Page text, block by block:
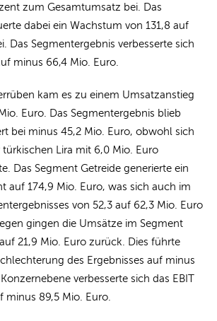
zum Gesamtumsatz bei. Das
dabei ein Wachstum von 131,8 auf
Das Segmentergebnis verbesserte sich
minus 66,4 Mio. Euro.
kam es zu einem Umsatzanstieg
Euro. Das Segmentergebnis blieb
bei minus 45,2 Mio. Euro, obwohl sich
Lira mit 6,0 Mio. Euro
Das Segment Getreide generierte ein
auf 174,9 Mio. Euro, was sich auch im
von 52,3 auf 62,3 Mio. Euro
gingen die Umsätze im Segment
21,9 Mio. Euro zurück. Dies führte
des Ergebnisses auf minus
verbesserte sich das EBIT
minus 89,5 Mio. Euro.